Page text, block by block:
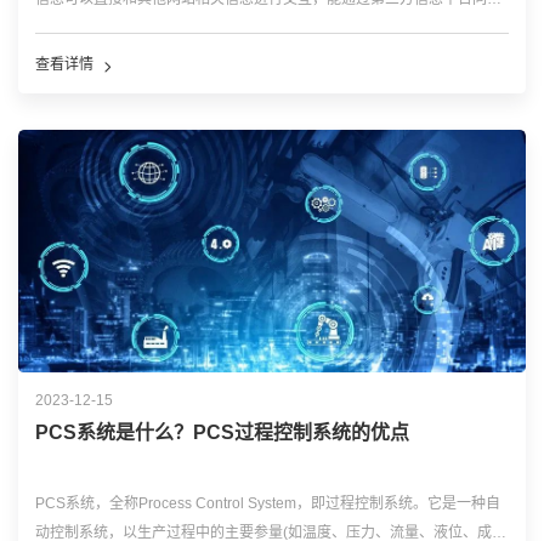
和用户控制的网络。Web3.0的技术基础是基于区块链技术，这是一种分布
查看详情
2023-12-15
PCS系统是什么？PCS过程控制系统的优点
PCS系统，全称Process Control System，即过程控制系统。它是一种自
动控制系统，以生产过程中的主要参量(如温度、压力、流量、液位、成